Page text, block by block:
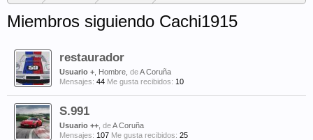
Miembros siguiendo Cachi1915
restaurador
Usuario + , Hombre, deA Coruña
Mensajes: 44 Me gusta recibidos: 10
S.991
Usuario ++ deA Coruña
Mensajes: 107 Me gusta recibidos: 25